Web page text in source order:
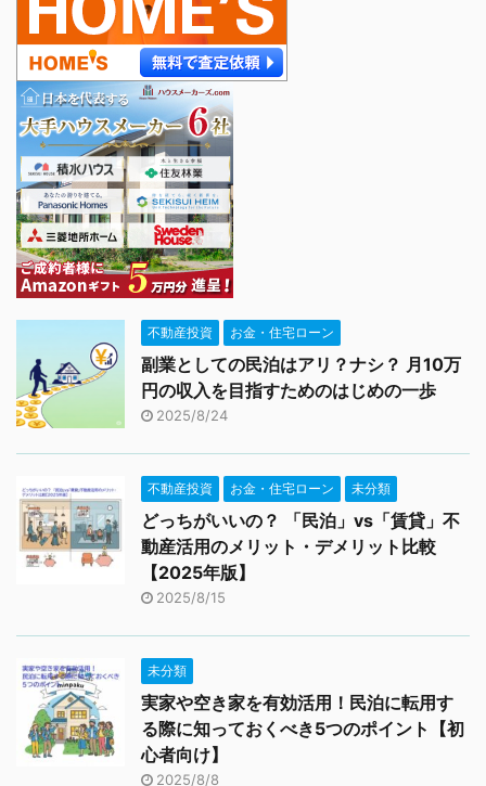
不動産投資 お金・住宅ローン
副業としての民泊はアリ？ナシ？ 月10万
円の収入を目指すためのはじめの一歩
2025/8/24
不動産投資 お金・住宅ローン 未分類
どっちがいいの？ 「民泊」vs「賃貸」不
動産活用のメリット・デメリット比較
【2025年版】
2025/8/15
未分類
実家や空き家を有効活用！民泊に転用す
る際に知っておくべき5つのポイント【初
心者向け】
2025/8/8